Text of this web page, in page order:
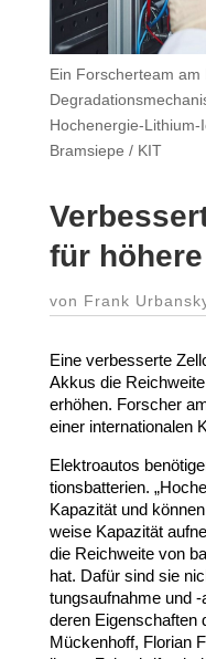
Ein Forscherteam
Hochenergie-
Bramsiepe / KIT
für
von Frank
Eine verbes­serte
Akkus die
erhöhen. Forscher
einer inter­na­tio­nalen
Elek­tro­autos
ti­ons­bat­terien.
Kapazität und
weise Kapazität
die Reich­weite von
hat. Dafür sind sie
tungs­auf­nahme und
deren Eigen­schaften
Mückenhoff, Florian